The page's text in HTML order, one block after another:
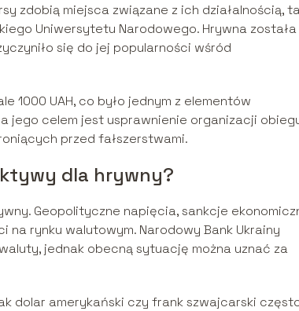
zdobią miejsca związane z ich działalnością,
Uniwersytetu Narodowego. Hrywna została
się do jej popularności wśród
1000 UAH, co było jednym z elementów
jego celem jest usprawnienie organizacji
przed fałszerstwami.
dla hrywny?
Geopolityczne napięcia, sankcje
rynku walutowym. Narodowy Bank Ukrainy
jednak obecną sytuację można uznać za
dolar amerykański czy frank szwajcarski